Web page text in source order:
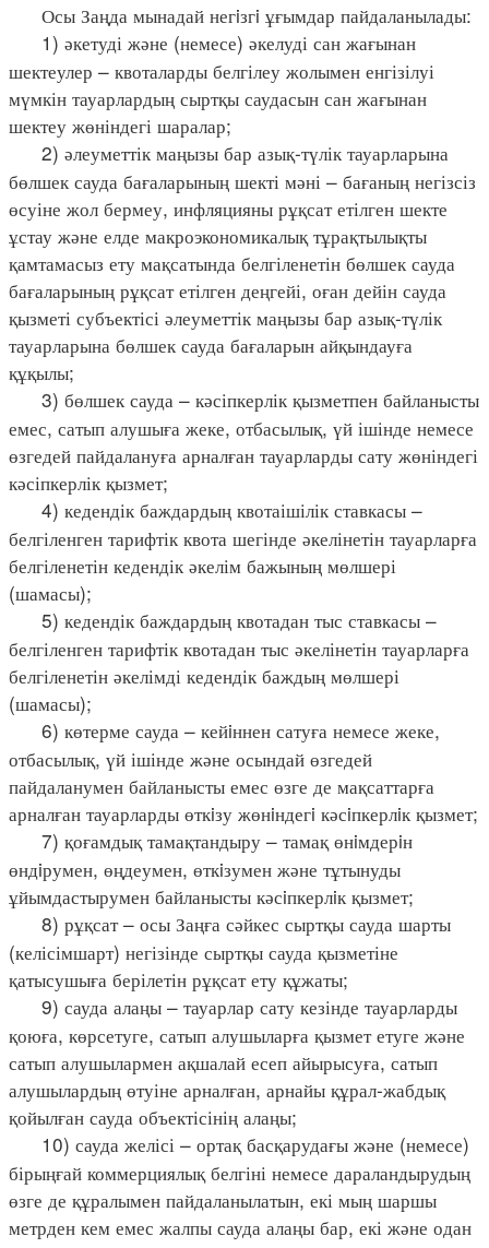
Осы Заңда мынадай негiзгi ұғымдар пайдаланылады:
1) әкетуді және (немесе) әкелуді сан жағынан
шектеулер – квоталарды белгілеу жолымен енгізілуі
мүмкін тауарлардың сыртқы саудасын сан жағынан
шектеу жөніндегі шаралар;
2) әлеуметтік маңызы бар азық-түлік тауарларына
бөлшек сауда бағаларының шекті мәні – бағаның негізсіз
өсуіне жол бермеу, инфляцияны рұқсат етілген шекте
ұстау және елде макроэкономикалық тұрақтылықты
қамтамасыз ету мақсатында белгіленетін бөлшек сауда
бағаларының рұқсат етілген деңгейі, оған дейін сауда
қызметі субъектісі әлеуметтік маңызы бар азық-түлік
тауарларына бөлшек сауда бағаларын айқындауға
құқылы;
3) бөлшек сауда – кәсіпкерлік қызметпен байланысты
емес, сатып алушыға жеке, отбасылық, үй ішінде немесе
өзгедей пайдалануға арналған тауарларды сату жөніндегі
кәсіпкерлік қызмет;
4) кедендік баждардың квотаішілік ставкасы –
белгіленген тарифтік квота шегінде әкелінетін тауарларға
белгіленетін кедендік әкелім бажының мөлшері
(шамасы);
5) кедендік баждардың квотадан тыс ставкасы –
белгіленген тарифтік квотадан тыс әкелінетін тауарларға
белгіленетін әкелімді кедендік баждың мөлшері
(шамасы);
6) көтерме сауда – кейiннен сатуға немесе жеке,
отбасылық, үй ішінде және осындай өзгедей
пайдаланумен байланысты емес өзге де мақсаттарға
арналған тауарларды өткiзу жөнiндегi кәсiпкерлiк қызмет;
7) қоғамдық тамақтандыру – тамақ өнiмдерiн
өндiрумен, өңдеумен, өткiзумен және тұтынуды
ұйымдастырумен байланысты кәсiпкерлiк қызмет;
8) рұқсат – осы Заңға сәйкес сыртқы сауда шарты
(келісімшарт) негізінде сыртқы сауда қызметіне
қатысушыға берілетін рұқсат ету құжаты;
9) сауда алаңы – тауарлар сату кезінде тауарларды
қоюға, көрсетуге, сатып алушыларға қызмет етуге және
сатып алушылармен ақшалай есеп айырысуға, сатып
алушылардың өтуіне арналған, арнайы құрал-жабдық
қойылған сауда объектісінің алаңы;
10) сауда желісі – ортақ басқарудағы және (немесе)
бірыңғай коммерциялық белгіні немесе дараландырудың
өзге де құралымен пайдаланылатын, екі мың шаршы
метрден кем емес жалпы сауда алаңы бар, екі және одан